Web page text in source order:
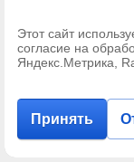
Этот сайт
согласие на
Яндекс.Метрика,
Принять